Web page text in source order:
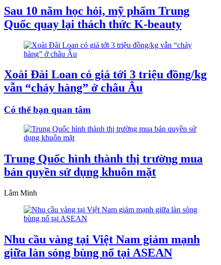
Sau 10 năm học hỏi, mỹ phẩm Trung
Quốc quay lại thách thức K-beauty
Xoài Đài Loan có giá tới 3 triệu đồng/kg
vẫn “cháy hàng” ở châu Âu
Có thể bạn quan tâm
Trung Quốc hình thành thị trường mua
bán quyền sử dụng khuôn mặt
Lâm Minh
Nhu cầu vàng tại Việt Nam giảm mạnh
giữa làn sóng bùng nổ tại ASEAN